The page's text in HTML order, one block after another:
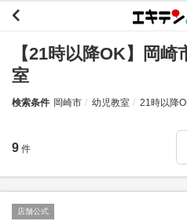
【21時以降OK】岡
室
検索条件 岡崎市 幼児教室 21時以降
9 件
店舗公式